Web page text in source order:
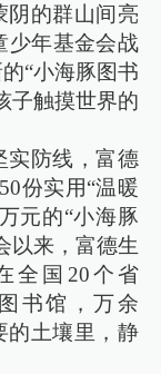
阴的群山间亮
少年基金会战
“小海豚图书
子触摸世界的
实防线，富德
份实用“温暖
元的“小海豚
以来，富德生
全国20个省
书馆，万余
的土壤里，静